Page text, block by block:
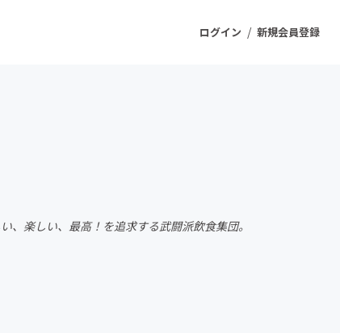
ログイン / 新規会員登録
ファッション
、楽しい、最高！を追求する武闘派飲食集団。